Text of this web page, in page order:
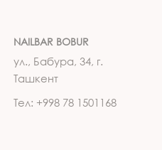
NAILBAR BOBUR
ул., Бабура, 34, г.
Ташкент
Тел: +998 78 1501168